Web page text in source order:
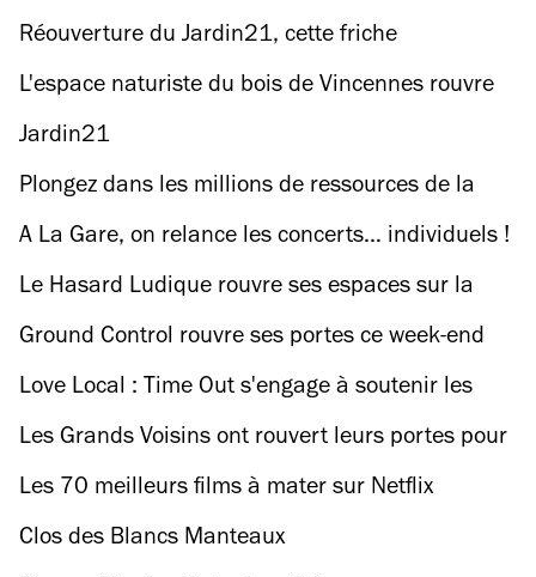
Réouverture du Jardin21, cette friche
végétalisée planquée au bord du canal
L'espace naturiste du bois de Vincennes rouvre
pour une quatrième saison !
Jardin21
Plongez dans les millions de ressources de la
BNF
A La Gare, on relance les concerts… individuels !
Le Hasard Ludique rouvre ses espaces sur la
Petite Ceinture !
Ground Control rouvre ses portes ce week-end
Love Local : Time Out s'engage à soutenir les
commerces et la culture à Paris
Les Grands Voisins ont rouvert leurs portes pour
une dernière saison
Les 70 meilleurs films à mater sur Netflix
Clos des Blancs Manteaux